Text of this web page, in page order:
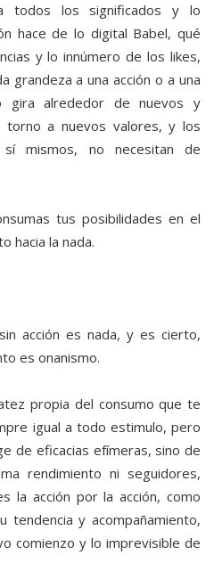
todos los significados y lo
hace de lo digital Babel, qué
y lo innúmero de los likes,
grandeza a una acción o a una
gira alrededor de nuevos y
torno a nuevos valores, y los
mismos, no necesitan de
tus posibilidades en el
hacia la nada.
acción es nada, y es cierto,
es onanismo.
propia del consumo que te
igual a todo estimulo, pero
de eficacias efímeras, sino de
rendimiento ni seguidores,
la acción por la acción, como
tendencia y acompañamiento,
comienzo y lo imprevisible de